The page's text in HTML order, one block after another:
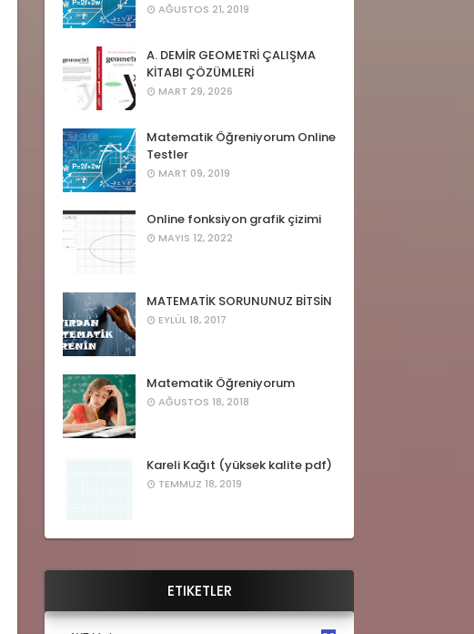
AĞUSTOS 21, 2019
A. DEMİR GEOMETRİ ÇALIŞMA
KİTABI ÇÖZÜMLERİ
MART 29, 2026
Matematik Öğreniyorum Online
Testler
MART 09, 2019
Online fonksiyon grafik çizimi
MAYIS 12, 2022
MATEMATİK SORUNUNUZ BİTSİN
EYLÜL 18, 2017
Matematik Öğreniyorum
AĞUSTOS 18, 2018
Kareli Kağıt (yüksek kalite pdf)
TEMMUZ 18, 2019
ETIKETLER